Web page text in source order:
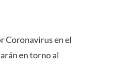
Coronavirus en el
en torno al